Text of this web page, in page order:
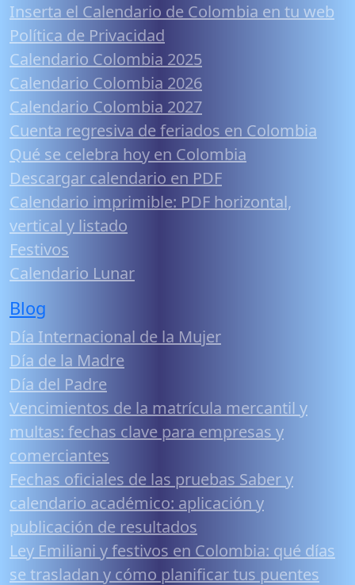
Inserta el Calendario de Colombia en tu web
Política de Privacidad
Calendario Colombia 2025
Calendario Colombia 2026
Calendario Colombia 2027
Cuenta regresiva de feriados en Colombia
Qué se celebra hoy en Colombia
Descargar calendario en PDF
Calendario imprimible: PDF horizontal,
vertical y listado
Festivos
Calendario Lunar
Blog
Día Internacional de la Mujer
Día de la Madre
Día del Padre
Vencimientos de la matrícula mercantil y
multas: fechas clave para empresas y
comerciantes
Fechas oficiales de las pruebas Saber y
calendario académico: aplicación y
publicación de resultados
Ley Emiliani y festivos en Colombia: qué días
se trasladan y cómo planificar tus puentes